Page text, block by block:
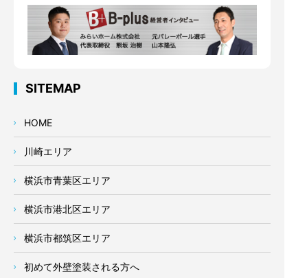
SITEMAP
HOME
川崎エリア
横浜市青葉区エリア
横浜市港北区エリア
横浜市都筑区エリア
初めて外壁塗装される方へ